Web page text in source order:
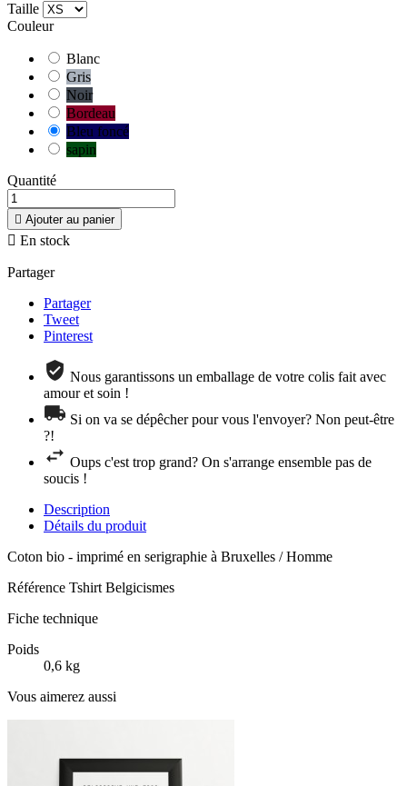
Taille
Couleur
Blanc
Gris
Noir
Bordeau
Bleu foncé
sapin
Quantité
 Ajouter au panier
 En stock
Partager
Partager
Tweet
Pinterest
Nous garantissons un emballage de votre colis fait avec
amour et soin !
Si on va se dépêcher pour vous l'envoyer? Non peut-être
?!
Oups c'est trop grand? On s'arrange ensemble pas de
soucis !
Description
Détails du produit
Coton bio - imprimé en serigraphie à Bruxelles / Homme
Référence Tshirt Belgicismes
Fiche technique
Poids
0,6 kg
Vous aimerez aussi